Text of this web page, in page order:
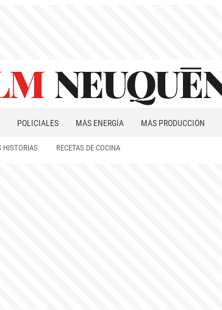
POLICIALES MÁS ENERGÍA MÁS PRODUCCIÓN
HISTORIAS RECETAS DE COCINA